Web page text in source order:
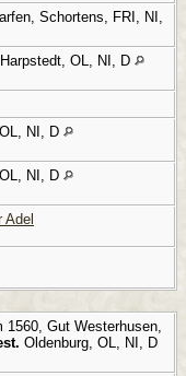
Schortens, FRI, NI,
OL, NI, D
NI, D
NI, D
Adel
1560, Gut Westerhusen,
Oldenburg, OL, NI, D